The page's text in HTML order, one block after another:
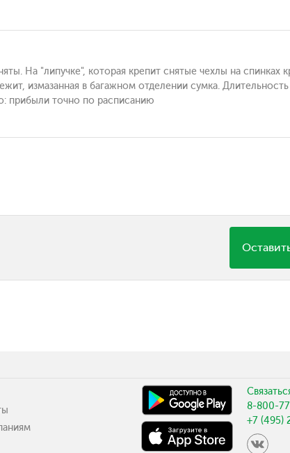
На "липучке", которая крепит снятые чехлы на спинках
измазанная в багажном отделении сумка.
прибыли точно по расписанию
8-800-
+7 (495)